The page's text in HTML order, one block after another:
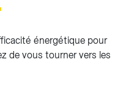
énergétique pour
de vous tourner vers les